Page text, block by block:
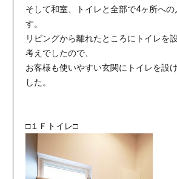
そして和室、トイレと全部で4ヶ所への
す。
リビングから離れたところにトイレを
考えでしたので、
お客様も使いやすい玄関にトイレを設
した。
□１Ｆトイレ□